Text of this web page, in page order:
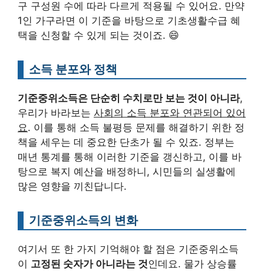
구 구성원 수에 따라 다르게 적용될 수 있어요. 만약
1인 가구라면 이 기준을 바탕으로 기초생활수급 혜
택을 신청할 수 있게 되는 것이죠. 😄
소득 분포와 정책
기준중위소득은 단순히 수치로만 보는 것이 아니라,
우리가 바라보는 사회의 소득 분포와 연관되어 있어
요. 이를 통해 소득 불평등 문제를 해결하기 위한 정
책을 세우는 데 중요한 단초가 될 수 있죠. 정부는
매년 통계를 통해 이러한 기준을 갱신하고, 이를 바
탕으로 복지 예산을 배정하니, 시민들의 실생활에
많은 영향을 끼친답니다.
기준중위소득의 변화
여기서 또 한 가지 기억해야 할 점은 기준중위소득
이 고정된 숫자가 아니라는 것 인데요. 물가 상승률